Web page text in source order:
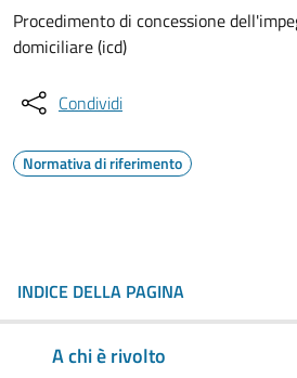
Procedimento di concessione
domiciliare (icd)
Condividi
Normativa di riferimento
INDICE DELLA PAGINA
A chi è rivolto